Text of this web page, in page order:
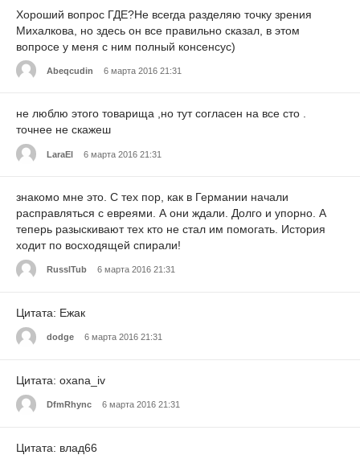
Хороший вопрос ГДЕ?Не всегда разделяю точку зрения
Михалкова, но здесь он все правильно сказал, в этом
вопросе у меня с ним полный консенсус)
Abeqcudin 6 марта 2016 21:31
не люблю этого товарища ,но тут согласен на все сто .
точнее не скажеш
LaraEl 6 марта 2016 21:31
знакомо мне это. С тех пор, как в Германии начали
расправляться с евреями. А они ждали. Долго и упорно. А
теперь разыскивают тех кто не стал им помогать. История
ходит по восходящей спирали!
RusslTub 6 марта 2016 21:31
Цитата: Ежак
dodge 6 марта 2016 21:31
Цитата: oxana_iv
DfmRhync 6 марта 2016 21:31
Цитата: влад66